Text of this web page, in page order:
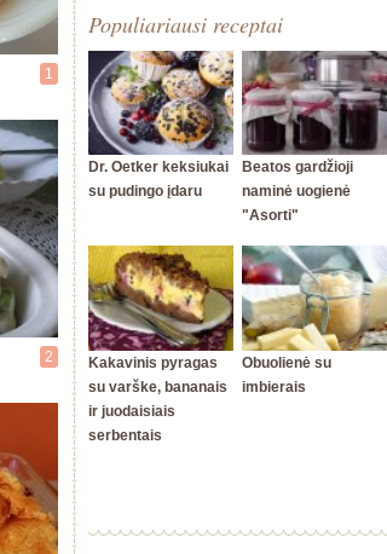
1
2
Populiariausi receptai
Dr. Oetker keksiukai
su pudingo įdaru
Beatos gardžioji
naminė uogienė
"Asorti"
Kakavinis pyragas
su varške, bananais
ir juodaisiais
serbentais
Obuolienė su
imbierais